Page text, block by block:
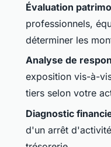
Évaluation
professionnels,
déterminer les
Analyse de
exposition vis-à-
tiers selon votre
Diagnostic
d'un arrêt